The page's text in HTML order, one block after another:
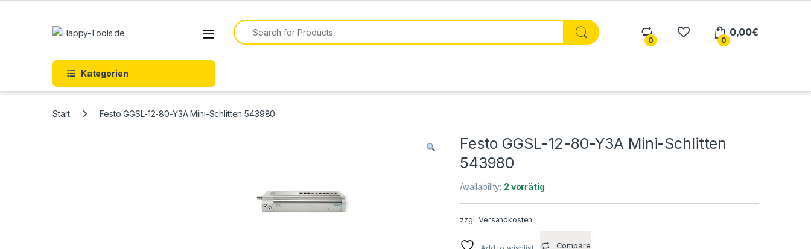
Open
Search for:
0 0
0,00€
Kategorien
Start Festo GGSL-12-80-Y3A Mini-Schlitten 543980
Festo GGSL-12-80-Y3A Mini-Schlitten
543980
Availability: 2 vorrätig
zzgl.Versandkosten
Compare